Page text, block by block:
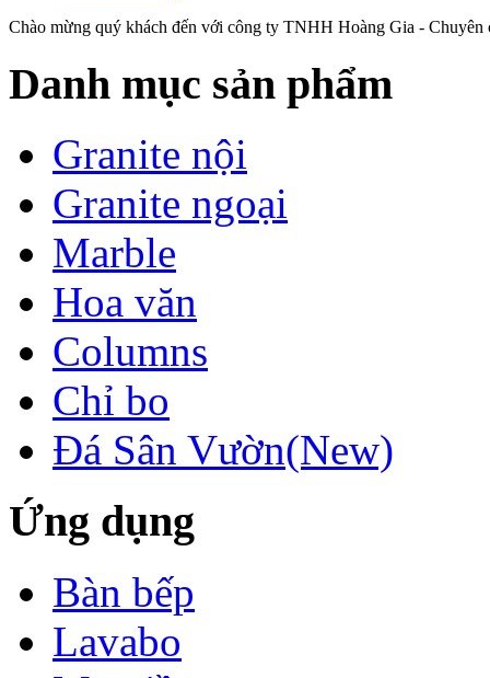
Chào mừng quý khách đến với công ty TNHH Hoàng Gia -
Danh mục sản phẩm
Granite nội
Granite ngoại
Marble
Hoa văn
Columns
Chỉ bo
Đá Sân Vườn(New)
Ứng dụng
Bàn bếp
Lavabo